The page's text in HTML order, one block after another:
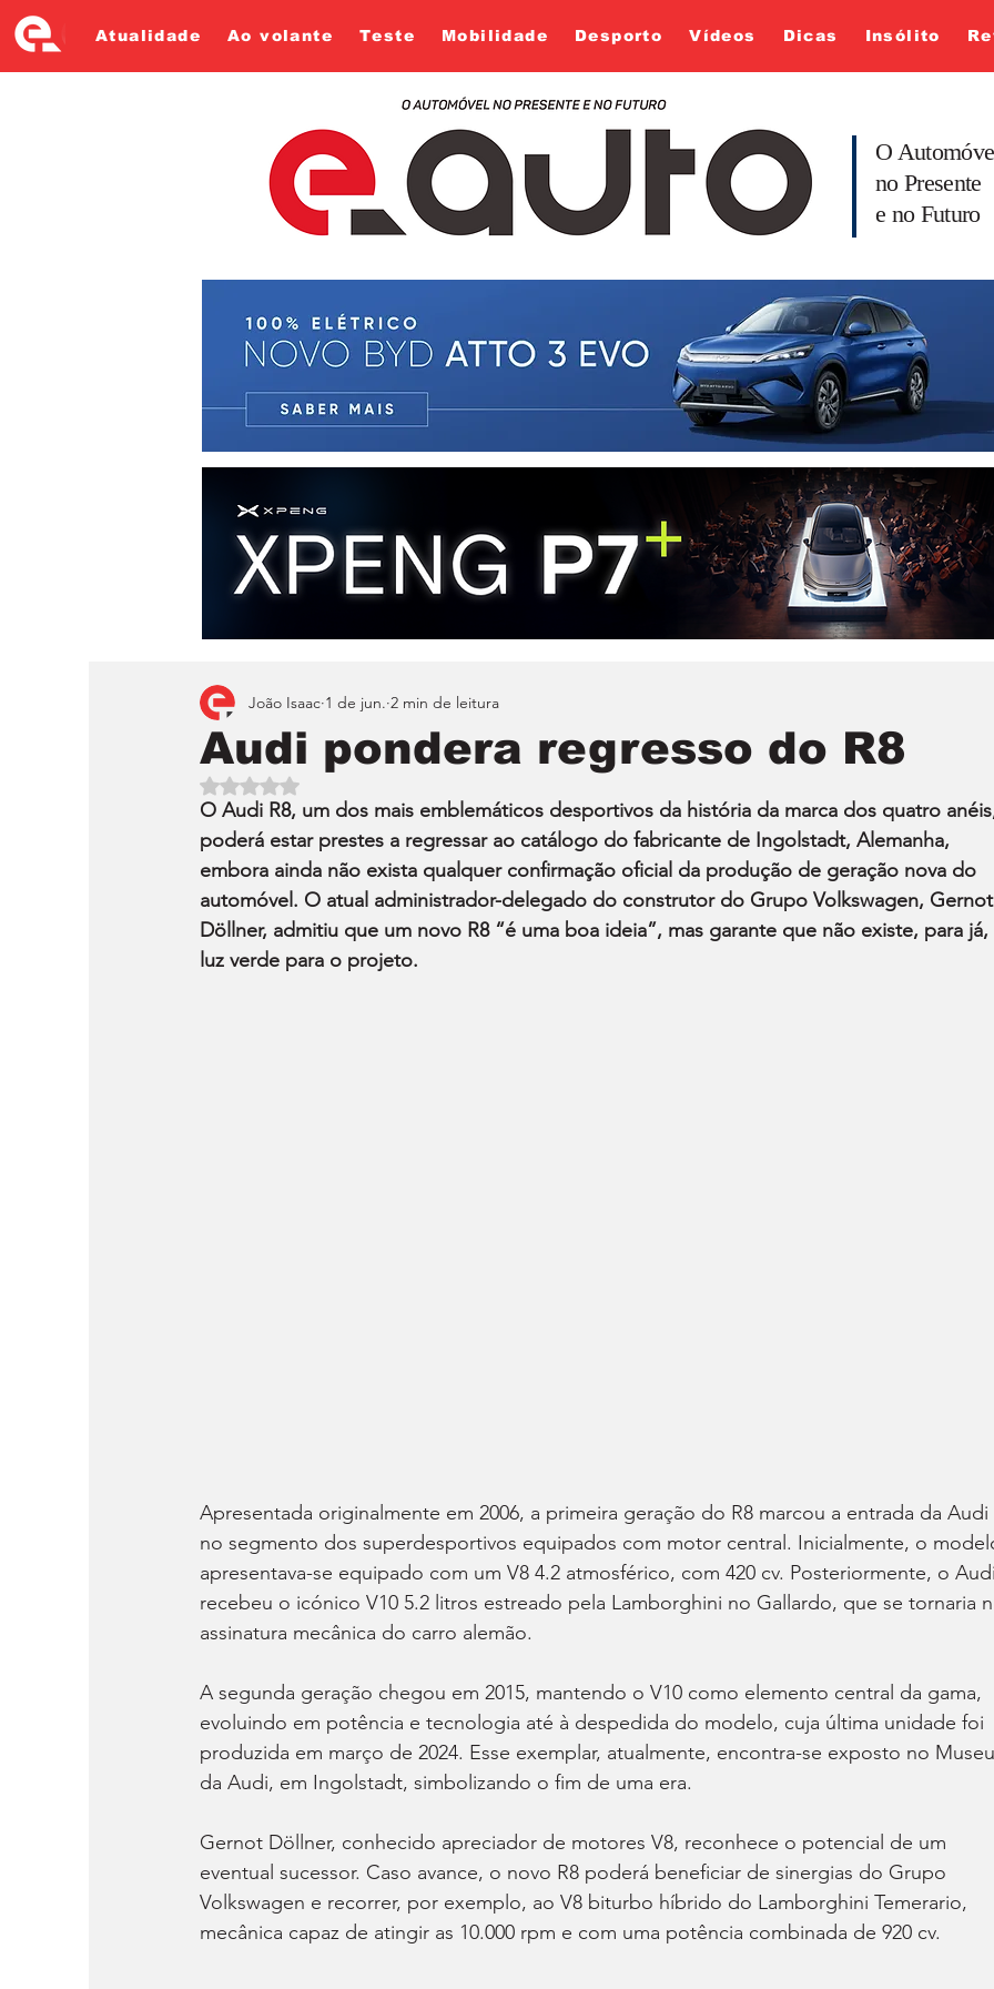
Atualidade Ao volante Teste Mobilidade Desporto Vídeos Dicas Insólito
O
no Presente
e no Futuro
Audi pondera regresso do R8
João Isaac 1 de jun. 2 min de leitura
Avaliado com NaN de 5 estrelas.
O Audi R8, um dos mais emblemáticos desportivos da história da marca dos quatro
poderá estar prestes a regressar ao catálogo do fabricante de Ingolstadt, Alemanha,
embora ainda não exista qualquer confirmação oficial da produção de geração nova do
automóvel. O atual administrador-delegado do construtor do Grupo Volkswagen,
Döllner, admitiu que um novo R8 “é uma boa ideia”, mas garante que não existe, para já,
luz verde para o projeto.
Apresentada originalmente em 2006, a primeira geração do R8 marcou a entrada da Audi
no segmento dos superdesportivos equipados com motor central. Inicialmente, o
apresentava-se equipado com um V8 4.2 atmosférico, com 420 cv. Posteriormente, o
recebeu o icónico V10 5.2 litros estreado pela Lamborghini no Gallardo, que se tornaria
assinatura mecânica do carro alemão.
A segunda geração chegou em 2015, mantendo o V10 como elemento central da gama,
evoluindo em potência e tecnologia até à despedida do modelo, cuja última unidade foi
produzida em março de 2024. Esse exemplar, atualmente, encontra-se exposto no
da Audi, em Ingolstadt, simbolizando o fim de uma era.
Gernot Döllner, conhecido apreciador de motores V8, reconhece o potencial de um
eventual sucessor. Caso avance, o novo R8 poderá beneficiar de sinergias do Grupo
Volkswagen e recorrer, por exemplo, ao V8 biturbo híbrido do Lamborghini Temerario,
mecânica capaz de atingir as 10.000 rpm e com uma potência combinada de 920 cv.